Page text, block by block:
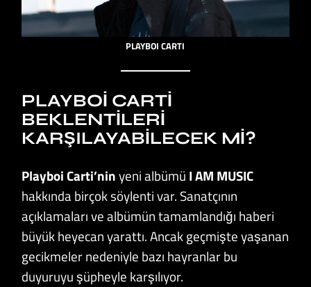
PLAYBOI CARTI
PLAYBOI CARTI
BEKLENTILERI
KARŞILAYABILECEK MI?
Playboi Carti’ninyeni albümü I AM MUSIC
hakkında birçok söylenti var. Sanatçının
açıklamaları ve albümün tamamlandığı haberi
büyük heyecan yarattı. Ancak geçmişte yaşanan
gecikmeler nedeniyle bazı hayranlar bu
duyuruyu şüpheyle karşılıyor.